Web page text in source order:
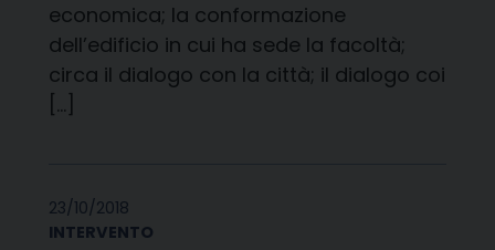
economica; la conformazione
dell’edificio in cui ha sede la facoltà;
circa il dialogo con la città; il dialogo coi
[…]
23/10/2018
INTERVENTO